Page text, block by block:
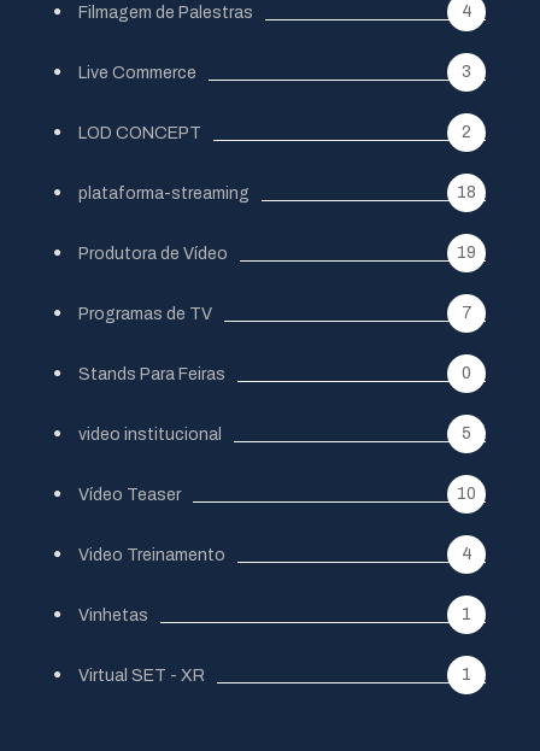
Filmagem de Palestras 4
Live Commerce 3
LOD CONCEPT 2
plataforma-streaming 18
Produtora de Vídeo 19
Programas de TV 7
Stands Para Feiras 0
video institucional 5
Vídeo Teaser 10
Video Treinamento 4
Vinhetas 1
Virtual SET - XR 1